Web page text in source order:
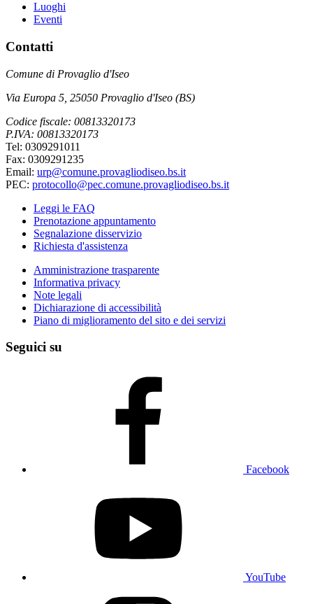
Luoghi
Eventi
Contatti
Comune di Provaglio d'Iseo
Via Europa 5, 25050 Provaglio d'Iseo (BS)
Codice fiscale: 00813320173
P.IVA: 00813320173
Tel: 0309291011
Fax: 0309291235
Email: urp@comune.provagliodiseo.bs.it
PEC: protocollo@pec.comune.provagliodiseo.bs.it
Leggi le FAQ
Prenotazione appuntamento
Segnalazione disservizio
Richiesta d'assistenza
Amministrazione trasparente
Informativa privacy
Note legali
Dichiarazione di accessibilità
Piano di miglioramento del sito e dei servizi
Seguici su
Facebook
YouTube